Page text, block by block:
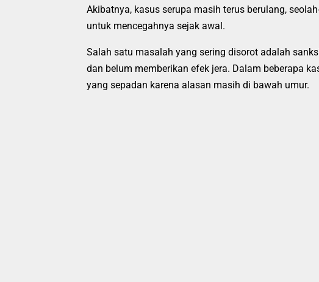
Akibatnya, kasus serupa masih terus berulang,
untuk mencegahnya sejak awal.
Salah satu masalah yang sering disorot adalah
dan belum memberikan efek jera. Dalam beberapa
yang sepadan karena alasan masih di bawah umur.